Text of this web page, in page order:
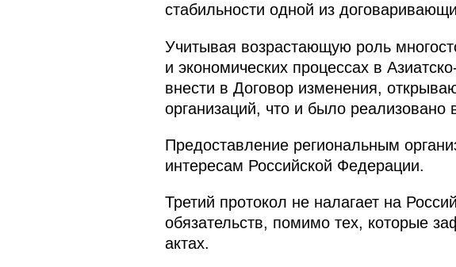
стабильности одной из
Учитывая возрастающую роль
и экономических процессах в
внести в Договор изменения,
организаций, что и было реализовано
Предоставление региональным
интересам Российской Федерации.
Третий протокол не налагает на
обязательств, помимо тех, которые
актах.